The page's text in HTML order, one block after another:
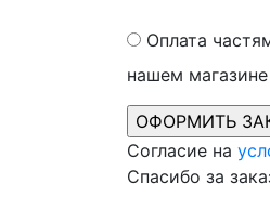
Оплата
нашем
Согласие на
Спасибо за